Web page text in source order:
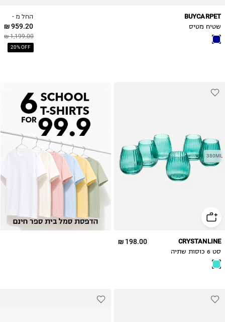
החל מ -
959.20 ₪
1,199.00 ₪
20% OFF
BUYCARPET
שטיח מטיס
380ML
198.00 ₪ CRYSTANLINE
סט 6 כוסות שתיה